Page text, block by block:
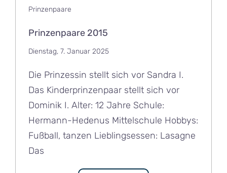
Prinzenpaare
Prinzenpaare 2015
Dienstag, 7. Januar 2025
Die Prinzessin stellt sich vor Sandra I.
Das Kinderprinzenpaar stellt sich vor
Dominik I. Alter: 12 Jahre Schule:
Hermann-Hedenus Mittelschule Hobbys:
Fußball, tanzen Lieblingsessen: Lasagne
Das